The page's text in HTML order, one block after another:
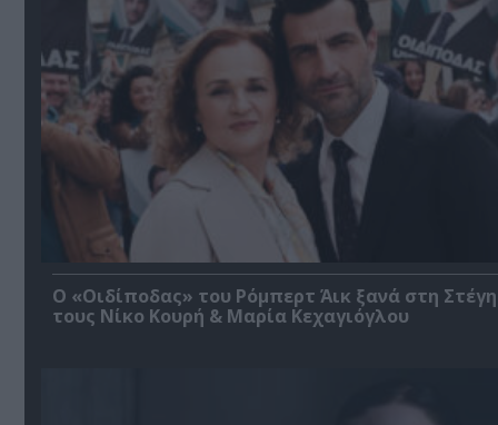
O «Οιδίποδας» του Ρόμπερτ Άικ ξανά στη
τους Νίκο Κουρή & Μαρία Κεχαγιόγλου